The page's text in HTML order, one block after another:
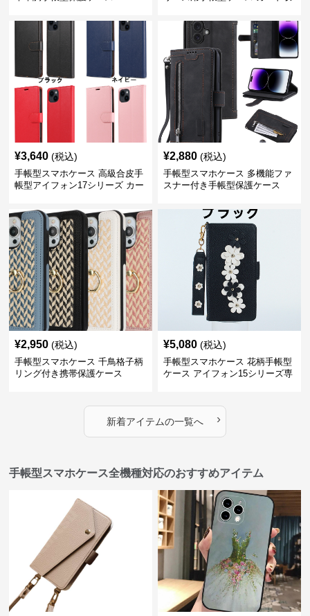
¥3,640 (税込)
手帳型スマホケース 高級合皮手
帳型アイフォン17シリーズ カー
¥2,880 (税込)
手帳型スマホケース 多機能ファ
スナー付き手帳型保護ケース
¥2,950 (税込)
手帳型スマホケース 千鳥格子柄
リング付き携帯保護ケース
¥5,080 (税込)
手帳型スマホケース 花柄手帳型
ケース アイフォン15シリーズ専
新着アイテムの一覧へ ›
手帳型スマホケース全機種対応のおすすめアイテム